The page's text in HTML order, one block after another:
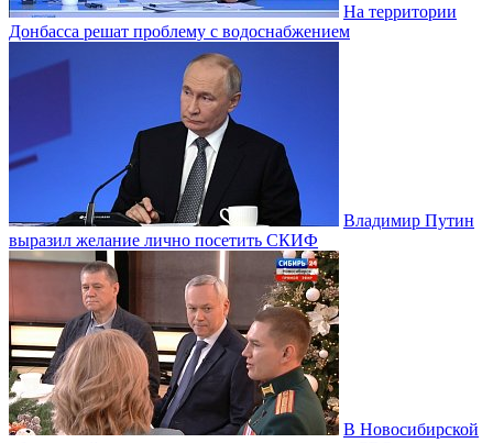
На территории
Донбасса решат проблему с водоснабжением
Владимир Путин
выразил желание лично посетить СКИФ
В Новосибирской